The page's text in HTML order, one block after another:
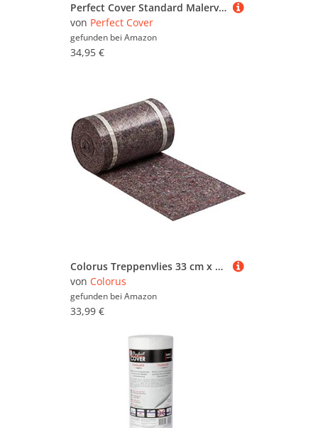
Perfect Cover Standard Malervlies 0,65x25m– Selbstklebendes Abdeckvlies und Schutzfolie für Boden– Robustes Vlies für Renovierung, Umzug, Bau & Malerarbeiten– Abdeckfolie für zuverlässigen Bodenschutz
von Perfect Cover
gefunden bei Amazon
34,95 €
Colorus Treppenvlies 33 cm x 25 m | Abdeckvlies selbsthaftend 230g/m² | Malervlies selbstklebend mit 2 Klebestreifen | Schutzvlies für Treppen | Saugvlies mit rutschfester Folie
von Colorus
gefunden bei Amazon
33,99 €